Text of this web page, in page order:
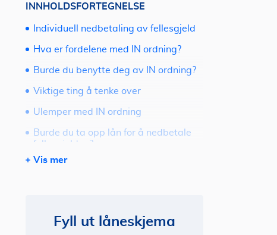
INNHOLDSFORTEGNELSE
Individuell nedbetaling av fellesgjeld
Hva er fordelene med IN ordning?
Burde du benytte deg av IN ordning?
Viktige ting å tenke over
Ulemper med IN ordning
Burde du ta opp lån for å nedbetale
fellesgjelden?
Hva skjer når jeg skal selge boligen?
Vis mer
Fyll ut låneskjema